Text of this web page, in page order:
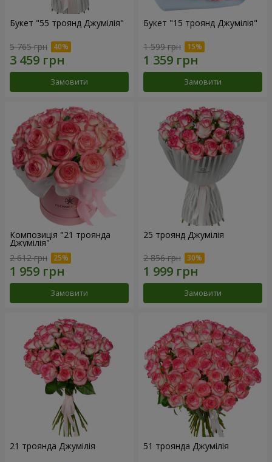
Букет "55 троянд Джумілія"
5 765 грн
Замовити
Букет "15 троянд Джумілія"
1 599 грн
Замовити
Композиція "21 троянда
Джумілія"
2 612 грн
Замовити
25 троянд Джумілія
2 856 грн
Замовити
21 троянда Джумілія 51 троянда Джумілія